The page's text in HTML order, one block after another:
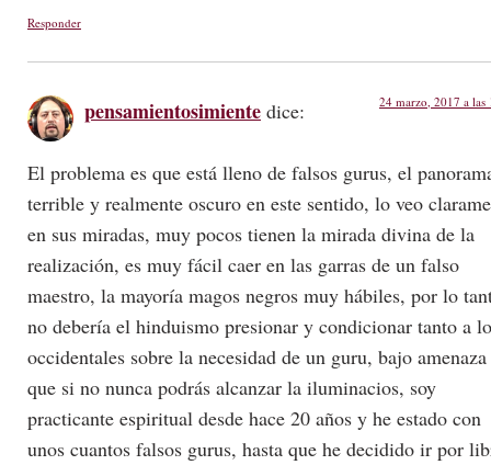
Responder
pensamientosimiente dice: 24 marzo, 2017 a las
El problema es que está lleno de falsos gurus, el
terrible y realmente oscuro en este sentido, lo veo
en sus miradas, muy pocos tienen la mirada divina de la
realización, es muy fácil caer en las garras de un falso
maestro, la mayoría magos negros muy hábiles, por lo
no debería el hinduismo presionar y condicionar tanto a
occidentales sobre la necesidad de un guru, bajo
que si no nunca podrás alcanzar la iluminacios, soy
practicante espiritual desde hace 20 años y he estado con
unos cuantos falsos gurus, hasta que he decidido ir por